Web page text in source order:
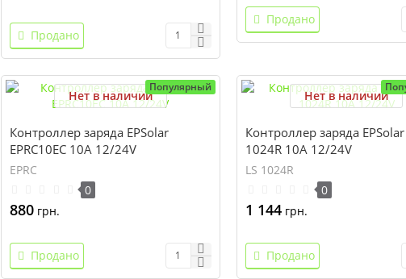
Продано
Продано
Популярный
Нет в наличии
Контроллер заряда EPSolar
EPRC10EC 10A 12/24V
EPRC
0
880грн.
Продано
Нет в наличии
Контроллер заряда EPSolar
1024R 10A 12/24V
LS 1024R
0
1 144грн.
Продано